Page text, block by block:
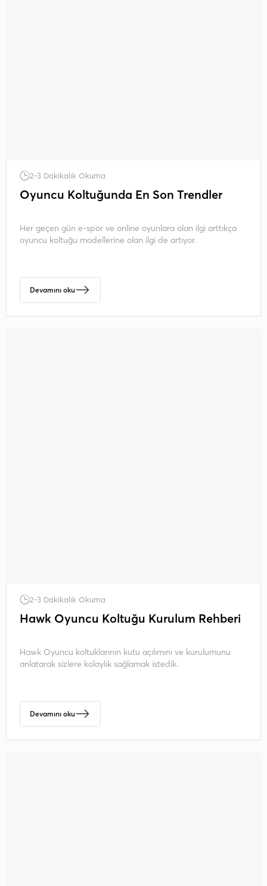
2-3 Dakikalık Okuma
Oyuncu Koltuğunda En Son Trendler
Her geçen gün e-spor ve online oyunlara olan ilgi arttıkça
oyuncu koltuğu modellerine olan ilgi de artıyor.
Devamını oku
2-3 Dakikalık Okuma
Hawk Oyuncu Koltuğu Kurulum Rehberi
Hawk Oyuncu koltuklarının kutu açılımını ve kurulumunu
anlatarak sizlere kolaylık sağlamak istedik.
Devamını oku